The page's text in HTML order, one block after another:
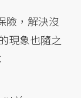
險，解決沒
現象也隨之